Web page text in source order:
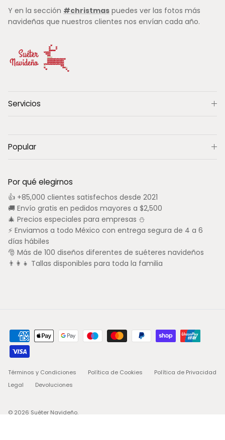
Y en la sección #christmas puedes ver las fotos más
navideñas que nuestros clientes nos envían cada año.
Servicios
Popular
Por qué elegirnos
👍 +85,000 clientes satisfechos desde 2021
🚚 Envío gratis en pedidos mayores a $2,500
🎄 Precios especiales para empresas ⛄
⚡ Enviamos a todo México con entrega segura de 4 a 6
días hábiles
🎅 Más de 100 diseños diferentes de suéteres navideños
👨‍👩‍👧 Tallas disponibles para toda la familia
Términos y Condiciones Política de Cookies
Política de Privacidad
Legal
Devoluciones
© 2026 Suéter Navideño.